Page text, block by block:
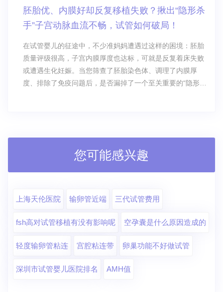
胚胎优、内膜好却反复移植失败？揪出“隐形杀
手”子宫动脉血流不畅，试管如何破局！
在试管婴儿的征途中，不少准妈妈遭遇过这样的困境：胚胎
质量评级很高，子宫内膜厚度也达标，可就是反复着床失败
或遭遇生化妊娠。当您筛查了胚胎染色体、调理了内膜厚
度、排除了免疫问题后，是否漏掉了一个至关重要的“隐形密
您可能感兴趣
上海天伦医院 输卵管近端 三代试管费用
fsh高对试管移植有没有影响呢 空孕囊是什么原因造成的
轻度输卵管粘连 宫腔粘连带 卵巢功能不好做试管
深圳市试管婴儿医院排名 AMH值